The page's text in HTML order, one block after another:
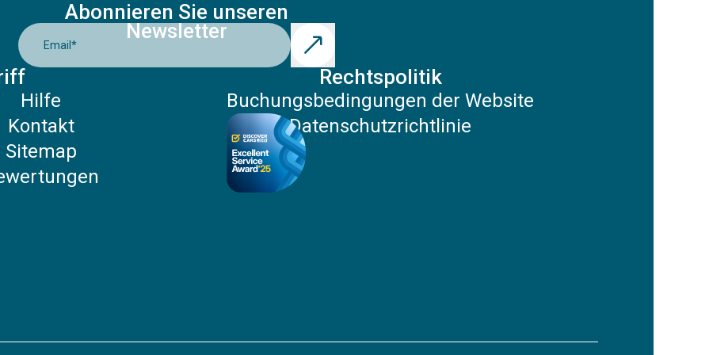
Abonnieren Sie unseren
Newsletter
Email *
Hilfe
Kontakt
Sitemap
Rechtspolitik
Buchungsbedingungen der Website
Datenschutzrichtlinie